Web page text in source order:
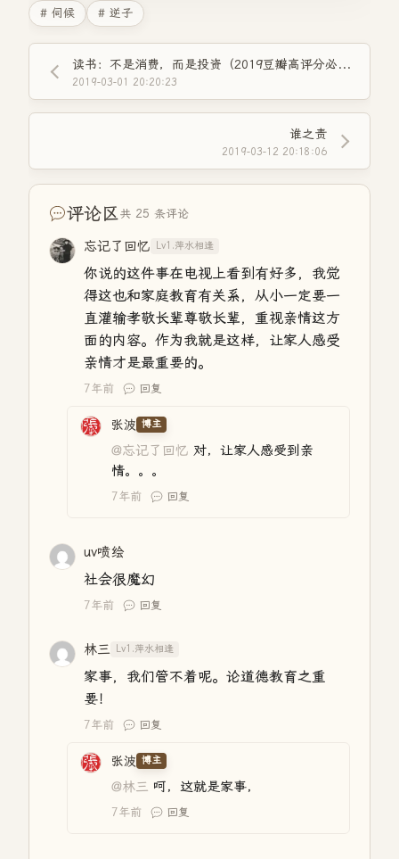
# 伺候 # 逆子
读书：不是消费，而是投资（2019豆瓣高评分必读书籍推荐）
2019-03-01 20:20:23
谁之责
2019-03-12 20:18:06
评论区共 25 条评论
忘记了回忆 Lv1.萍水相逢
你说的这件事在电视上看到有好多，我觉
得这也和家庭教育有关系，从小一定要一
直灌输孝敬长辈尊敬长辈，重视亲情这方
面的内容。作为我就是这样，让家人感受
亲情才是最重要的。
7年前 回复
张波 博主
@忘记了回忆 对，让家人感受到亲
情。。。
7年前 回复
uv喷绘
社会很魔幻
7年前 回复
林三 Lv1.萍水相逢
家事，我们管不着呢。论道德教育之重
要！
7年前 回复
张波 博主
@林三 呵，这就是家事，
7年前 回复